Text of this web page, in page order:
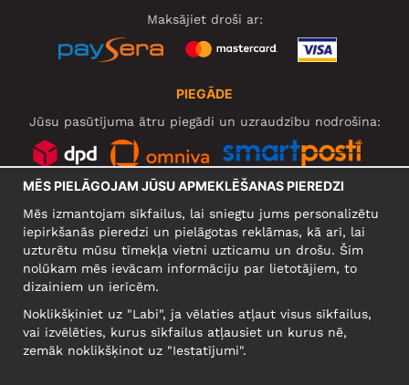
Maksājiet droši ar:
PIEGĀDE
Jūsu pasūtījuma ātru piegādi un uzraudzību nodrošina:
UZŅĒMUMS
Narva mnt 5, EE-10117 Tallinn
Reg: 12356245
MĒS PIELĀGOJAM JŪSU APMEKLĒŠANAS PIEREDZI
Mēs izmantojam sīkfailus, lai sniegtu jums personalizētu
iepirkšanās pieredzi un pielāgotas reklāmas, kā arī, lai
uzturētu mūsu tīmekļa vietni uzticamu un drošu. Šim
nolūkam mēs ievācam informāciju par lietotājiem, to
dizainiem un ierīcēm.
Noklikšķiniet uz "Labi", ja vēlaties atļaut visus sīkfailus,
vai izvēlēties, kurus sīkfailus atļausiet un kurus nē,
zemāk noklikšķinot uz "Iestatījumi".